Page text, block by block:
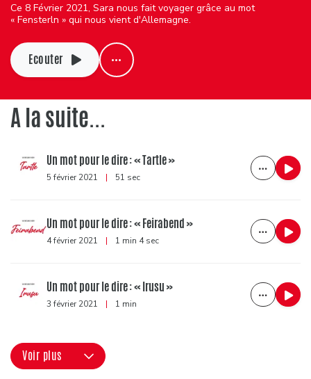
Ce 8 Février 2021, Sara nous fait voyager grâce au mot
« Fensterln » qui nous vient d'Allemagne.
Ecouter
A la suite...
Un mot pour le dire : « Tartle »
5 février 2021 | 51 sec
Un mot pour le dire : « Feirabend »
4 février 2021 | 1 min 4 sec
Un mot pour le dire : « Irusu »
3 février 2021 | 1 min
Voir plus